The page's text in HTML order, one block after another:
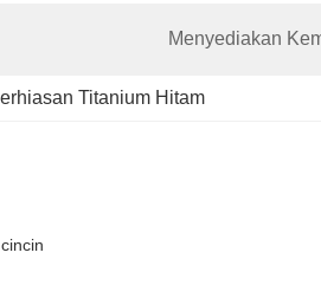
Menyediakan
Titanium Hitam